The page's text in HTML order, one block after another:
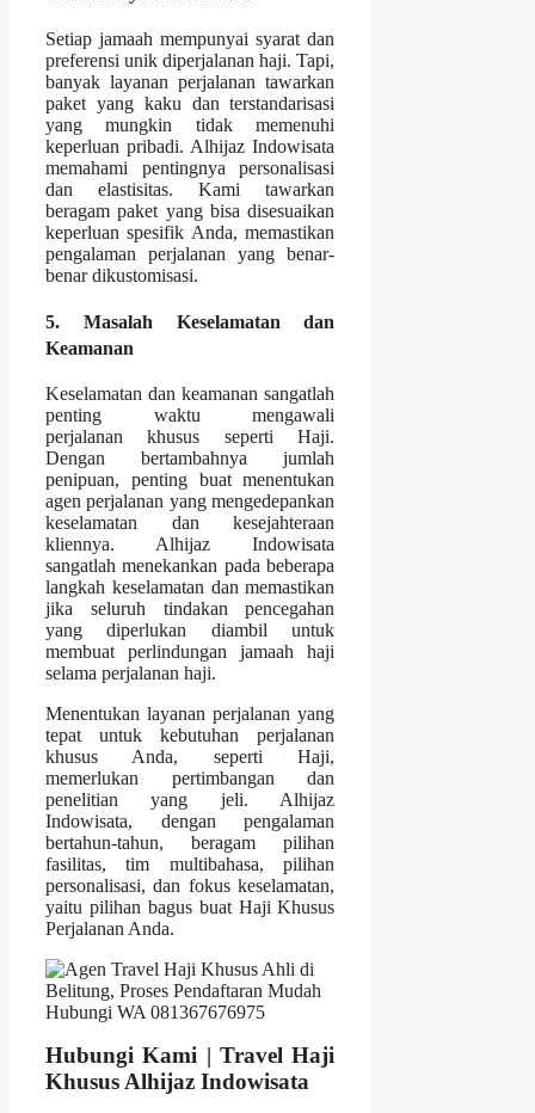
Setiap jamaah mempunyai syarat dan
preferensi unik diperjalanan haji. Tapi,
banyak layanan perjalanan tawarkan
paket yang kaku dan terstandarisasi
yang mungkin tidak memenuhi
keperluan pribadi. Alhijaz Indowisata
memahami pentingnya personalisasi
dan elastisitas. Kami tawarkan
beragam paket yang bisa disesuaikan
keperluan spesifik Anda, memastikan
pengalaman perjalanan yang benar-
benar dikustomisasi.
5. Masalah Keselamatan dan
Keamanan
Keselamatan dan keamanan sangatlah
penting waktu mengawali
perjalanan khusus seperti Haji.
Dengan bertambahnya jumlah
penipuan, penting buat menentukan
agen perjalanan yang mengedepankan
keselamatan dan kesejahteraan
kliennya. Alhijaz Indowisata
sangatlah menekankan pada beberapa
langkah keselamatan dan memastikan
jika seluruh tindakan pencegahan
yang diperlukan diambil untuk
membuat perlindungan jamaah haji
selama perjalanan haji.
Menentukan layanan perjalanan yang
tepat untuk kebutuhan perjalanan
khusus Anda, seperti Haji,
memerlukan pertimbangan dan
penelitian yang jeli. Alhijaz
Indowisata, dengan pengalaman
bertahun-tahun, beragam pilihan
fasilitas, tim multibahasa, pilihan
personalisasi, dan fokus keselamatan,
yaitu pilihan bagus buat Haji Khusus
Perjalanan Anda.
Hubungi Kami | Travel Haji
Khusus Alhijaz Indowisata